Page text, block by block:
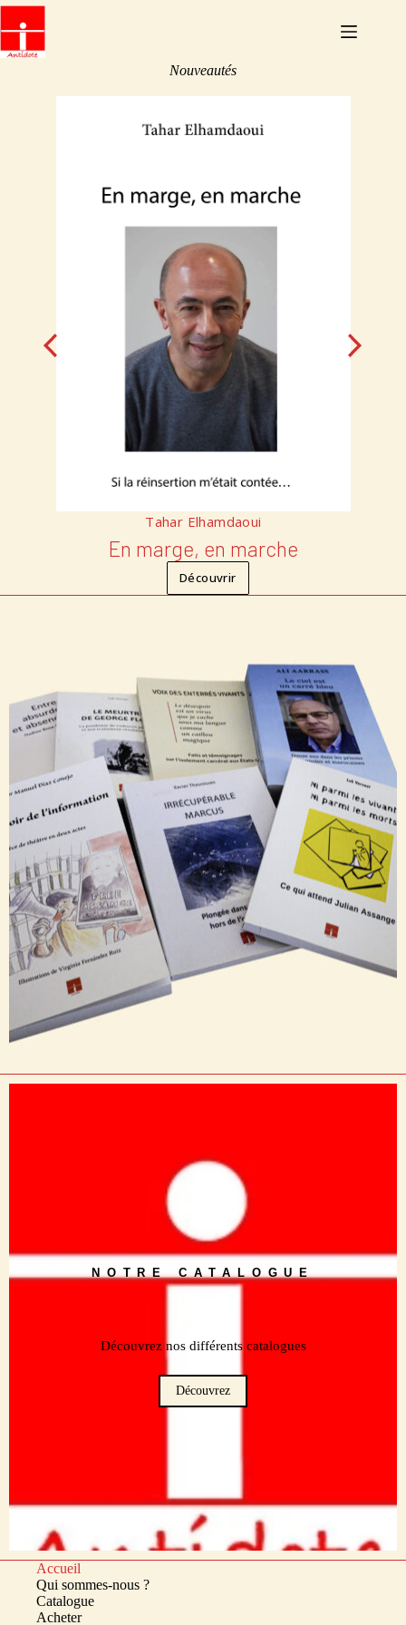
Nouveautés
Tahar Elhamdaoui
En marge, en marche
Découvrir
NOTRE CATALOGUE
Découvrez nos différents catalogues
Découvrez
Accueil
Qui sommes-nous ?
Catalogue
Acheter